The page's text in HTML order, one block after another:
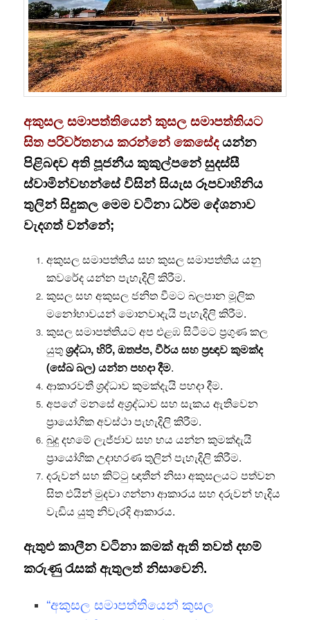
අකුසල සමාපත්තියෙන් කුසල සමාපත්තියට
සිත පරිවර්තනය කරන්නේ කෙසේද යන්න
පිළිබඳව අති පූජනීය කුකුල්පනේ සුදස්සී
ස්වාමින්වහන්සේ විසින් සියැස රූපවාහිනිය
තුලින් සිදුකල මෙම වටිනා ධර්ම දේශනාව
වැදගත් වන්නේ;
අකුසල සමාපත්තිය සහ කුසල සමාපත්තිය යනු
කවරේද යන්න පැහැදිලි කිරීම.
කුසල සහ අකුසල ජනිත වීමට බලපාන මූලික
මනෝභාවයන් මොනවාදැයි පැහැදිලි කිරීම.
කුසල සමාපත්තියට අප එළඹ සිටීමට ප්‍රගුණ කල
යුතුශ්‍රද්ධා, හිරි, ඔතප්ප, වීර්ය සහ ප්‍රඥාව කුමක්ද
(සේඛ බල) යන්න පහදා දීම.
ආකාරවතී ශ්‍රද්ධාව කුමක්දැයි පහදා දීම.
අපගේ මනසේ අශ්‍රද්ධාව සහ සැකය ඇතිවෙන
ප්‍රායෝගික අවස්ථා පැහැදිලි කිරීම.
බුදු දහමේ ලැජ්ජාව සහ භය යන්න කුමක්දැයි
ප්‍රායෝගික උදාහරණ තුලින් පැහැදිලි කිරීම.
දරුවන් සහ කිට්ටු ඥාතීන් නිසා අකුසලයට පත්වන
සිත එයින් මුදවා ගන්නා ආකාරය සහ දරුවන් හැදිය
වැඩිය යුතු නිවැරදි ආකාරය.
ඇතුළු කාලීන වටිනා කමක් ඇති තවත් දහම්
කරුණු රැසක් ඇතුලත් නිසාවෙනි.
“අකුසල සමාපත්තියෙන් කුසල